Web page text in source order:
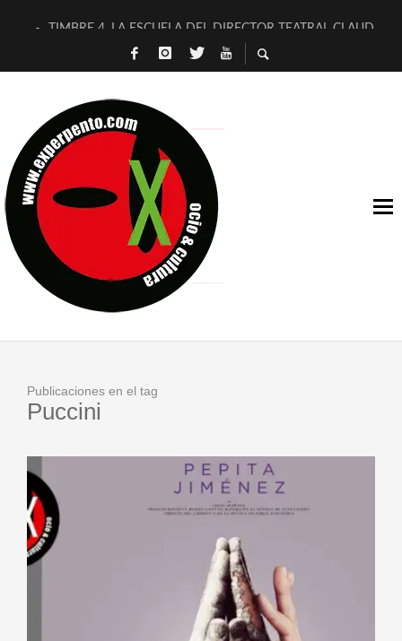
TIMBRE 4, LA ESCUELA DEL DIRECTOR TEATRAL CLAUDIO
30 AÑOS (NO ES NADA) DE LA KATARSIS DEL TOMATAZO
D’BALDOMEROS REINVENTAN [BITÁCORA 3.0] EN EXVITA
MARSHALL FLASH PRESENTA EN EXVITA [RELATIVA
JOFRE BARDAGÍ EN EXVITA INTERPRETANDO A SERRAT
YORCH PRESENTA [CURSO DE ARMONÍA PERSECUTORIA]
MAGALÍ SARE NOS EXPLICA [DESCASADA]
«NO TENGO PUTOS SUEÑOS»
Publicaciones en el tag
Puccini